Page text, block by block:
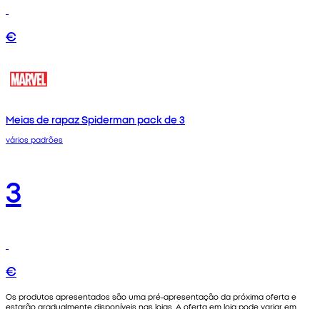
€
Meias de rapaz Spiderman pack de 3
vários padrões
3
€
Os produtos apresentados são uma pré-apresentação da próxima oferta e
estarão gradualmente disponíveis nas lojas. A oferta em loja pode variar em